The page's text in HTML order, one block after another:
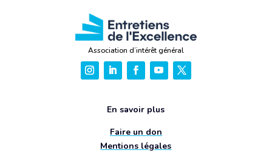
Association d’intérêt général
En savoir plus
Faire un don
Mentions légales